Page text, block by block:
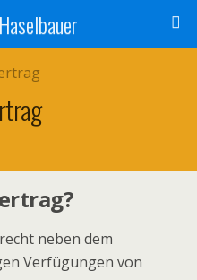
neben dem
Verfügungen von